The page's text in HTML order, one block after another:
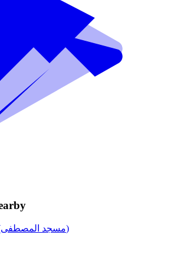
Transparente Moschee (مسجد المصطفى)